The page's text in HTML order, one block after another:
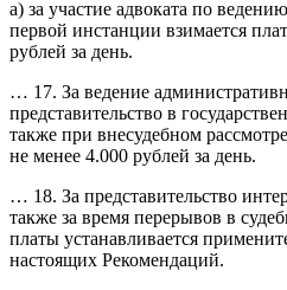
а) за участие адвоката по
первой инстанции взимается
рублей за день.
… 17. За ведение
представительство в
также при внесудебном
не менее 4.000 рублей за день.
… 18. За представительство
также за время перерывов в
платы устанавливается
настоящих Рекомендаций.